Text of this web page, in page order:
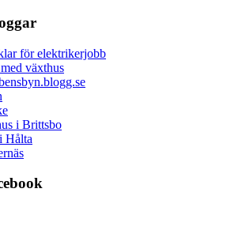
för elektrikerjobb
växthus
i Brittsbo
Hålta